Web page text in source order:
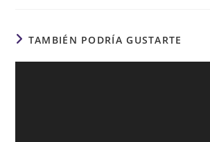
TAMBIÉN PODRÍA GUSTARTE